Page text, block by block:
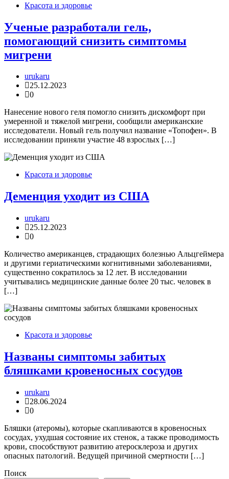
Красота и здоровье
Ученые разработали гель,
помогающий снизить симптомы
мигрени
urukaru
25.12.2023
0
Нанесение нового геля помогло снизить дискомфорт при
умеренной и тяжелой мигрени, сообщили американские
исследователи. Новый гель получил название «Топофен». В
исследовании приняли участие 48 взрослых […]
Красота и здоровье
Деменция уходит из США
urukaru
25.12.2023
0
Количество американцев, страдающих болезнью Альцгеймера
и другими гериатическими когнитивными заболеваниями,
существенно сократилось за 12 лет. В исследовании
учитывались медицинские данные более 20 тыс. человек в
[…]
Красота и здоровье
Названы симптомы забитых
бляшками кровеносных сосудов
urukaru
28.06.2024
0
Бляшки (атеромы), которые скапливаются в кровеносных
сосудах, ухудшая состояние их стенок, а также проводимость
крови, способствуют развитию атеросклероза и других
опасных патологий. Ведущей причиной смертности […]
Поиск